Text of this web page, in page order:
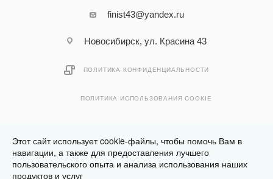
finist43@yandex.ru
Новосибирск, ул. Красина 43
ПОЛИТИКА КОНФИДЕНЦИАЛЬНОСТИ
ПОЛИТИКА ИСПОЛЬЗОВАНИЯ COOKIE
Разработано вКлюква.Студия
Этот сайт использует cookie-файлы, чтобы помочь Вам в
навигации, а также для предоставления лучшего
пользовательского опыта и анализа использования наших
продуктов и услуг